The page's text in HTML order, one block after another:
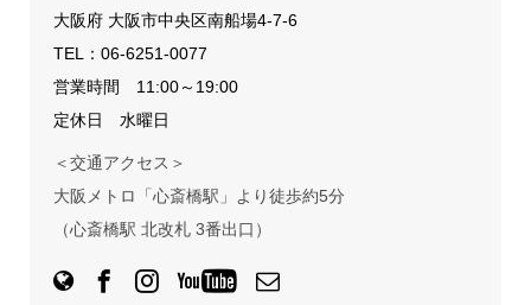
大阪府 大阪市中央区南船場4-7-6
TEL： 06-6251-0077
営業時間 11:00～19:00
定休日 水曜日
＜交通アクセス＞
大阪メトロ「心斎橋駅」より徒歩約5分
（心斎橋駅 北改札 3番出口）